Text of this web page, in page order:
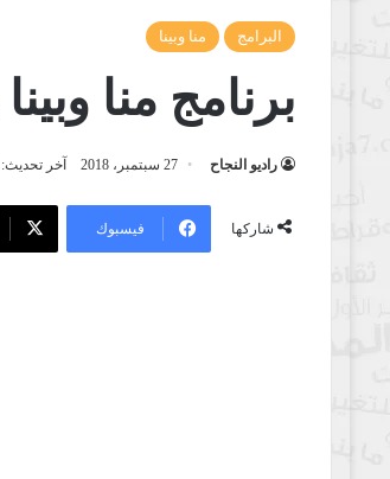
البرامج منا وبينا
برنامج منا
راديو النجاح 27 سبتمبر، 2018 آخر تحديث: 27 سبتمبر، 2018
شاركها فيسبوك